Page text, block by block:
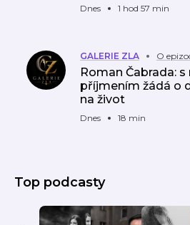
Dnes 1 hod 57 min
GALERIE ZLA O
Roman Čabrada:
příjmením žádá o
na život
Dnes 18 min
Top podcasty